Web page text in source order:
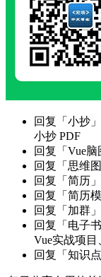
回复「小抄
小抄 PDF
回复「Vue
回复「思维
回复「简历
回复「简历
回复「加群
回复「电子
Vue实战项目
回复「知识